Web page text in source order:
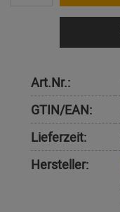
Art.Nr.:
GTIN/EAN:
Lieferzeit:
Hersteller: